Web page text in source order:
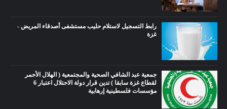
رابط التسجيل لاستلام حليب مستشفى أصدقاء المريض -
غزة
جمعية عبد الشافي الصحية والمجتمعية ( الهلال الأحمر
لقطاع غزة سابقا ) تدين قرار دولة الاحتلال اعتبار 6
مؤسسات فلسطينية إرهابية